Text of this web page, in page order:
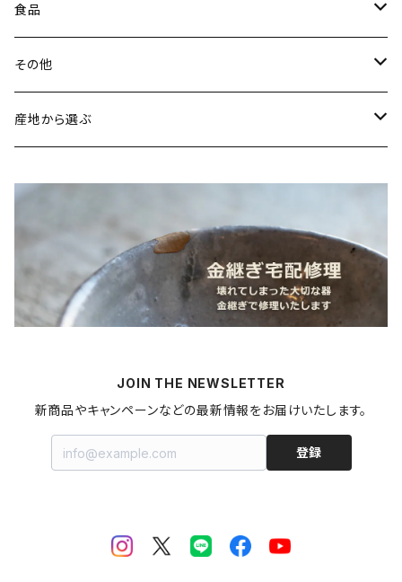
山内卓夫（信楽焼／滋賀）
常陸窯いそべ陶苑（笠間焼／茨城）
ヘアアクセサリー
スカーフリング
ストラップ
食品
魚介類
鯛
野菜
梅干し
麺類
パスタ
その他
書籍・雑誌
蜜蝋ワックス
アロマストーン
拭き漆キット
産地から選ぶ
青森県
JOIN THE NEWSLETTER
新商品やキャンペーンなどの最新情報をお届けいたします。
登録